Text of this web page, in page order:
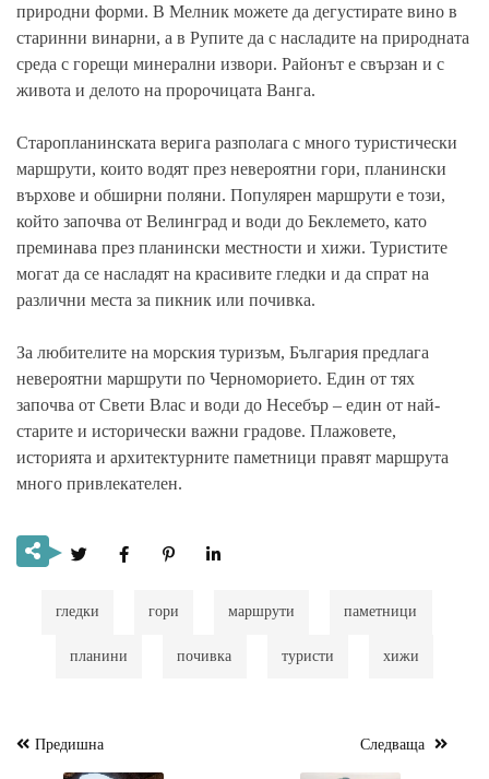
природни форми. В Мелник можете да дегустирате вино в
старинни винарни, а в Рупите да с насладите на природната
среда с горещи минерални извори. Районът е свързан и с
живота и делото на пророчицата Ванга.
Старопланинската верига разполага с много туристически
маршрути, които водят през невероятни гори, планински
върхове и обширни поляни. Популярен маршрути е този,
който започва от Велинград и води до Беклемето, като
преминава през планински местности и хижи. Туристите
могат да се насладят на красивите гледки и да спрат на
различни места за пикник или почивка.
За любителите на морския туризъм, България предлага
невероятни маршрути по Черноморието. Един от тях
започва от Свети Влас и води до Несебър – един от най-
старите и исторически важни градове. Плажовете,
историята и архитектурните паметници правят маршрута
много привлекателен.
гледки гори маршрути паметници
планини почивка туристи хижи
Навигация
Предишна Следваща